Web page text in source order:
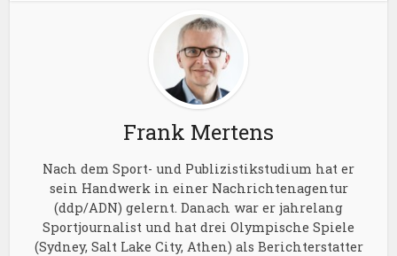
Frank Mertens
Nach dem Sport- und Publizistikstudium hat er
sein Handwerk in einer Nachrichtenagentur
(ddp/ADN) gelernt. Danach war er jahrelang
Sportjournalist und hat drei Olympische Spiele
(Sydney, Salt Lake City, Athen) als Berichterstatter